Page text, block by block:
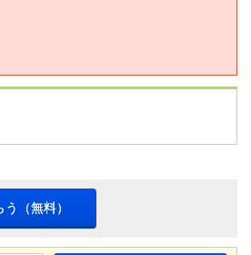
（無料）